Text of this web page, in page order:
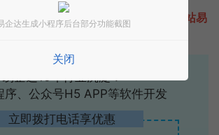
读小说的小程序不难，只需要咨询本站易
制开发，免费提供报价。
易企达10年行业沉淀！
序、公众号H5 APP等软件开发
立即拨打电话享优惠
企达生成小程序后台部分功能截图
关闭